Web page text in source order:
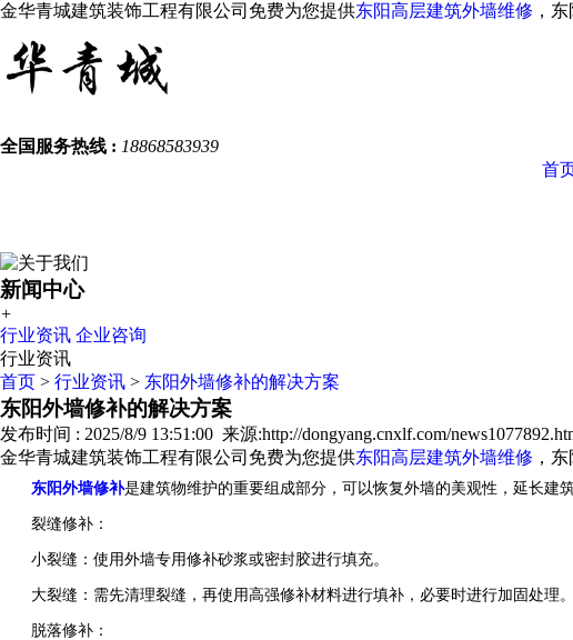
金华青城建筑装饰工程有限公司免费为您提供东阳高层建筑外墙维修 ，
全国服务热线 : 18868583939
首
新闻中心
+
行业资讯 企业咨询
行业资讯
首页 > 行业资讯 > 东阳外墙修补的解决方案
东阳外墙修补的解决方案
发布时间 : 2025/8/9 13:51:00 来源:http://dongyang.cnxlf.com/
金华青城建筑装饰工程有限公司免费为您提供东阳高层建筑外墙维修 ，
东阳外墙修补是建筑物维护的重要组成部分，可以恢复外墙的美观性，延长建
裂缝修补：
小裂缝：使用外墙专用修补砂浆或密封胶进行填充。
大裂缝：需先清理裂缝，再使用高强修补材料进行填补，必要时进行加固处理。
脱落修补：